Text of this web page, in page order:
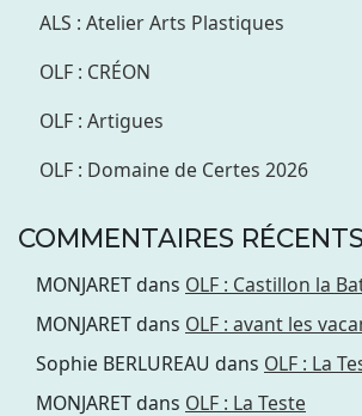
ALS : Atelier Arts Plastiques
OLF : CRÉON
OLF : Artigues
OLF : Domaine de Certes 2026
COMMENTAIRES RÉCENTS
MONJARETdans OLF : Castillon la
MONJARETdans OLF : avant les
Sophie BERLUREAU dans OLF : La
MONJARETdans OLF : La Teste